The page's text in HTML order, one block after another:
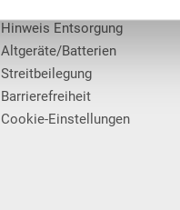
Hinweis Entsorgung
Altgeräte/Batterien
Streitbeilegung
Barrierefreiheit
Cookie-Einstellungen